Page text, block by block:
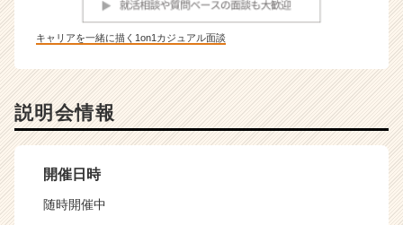
キャリアを一緒に描く1on1カジュアル面談
説明会情報
開催日時
随時開催中